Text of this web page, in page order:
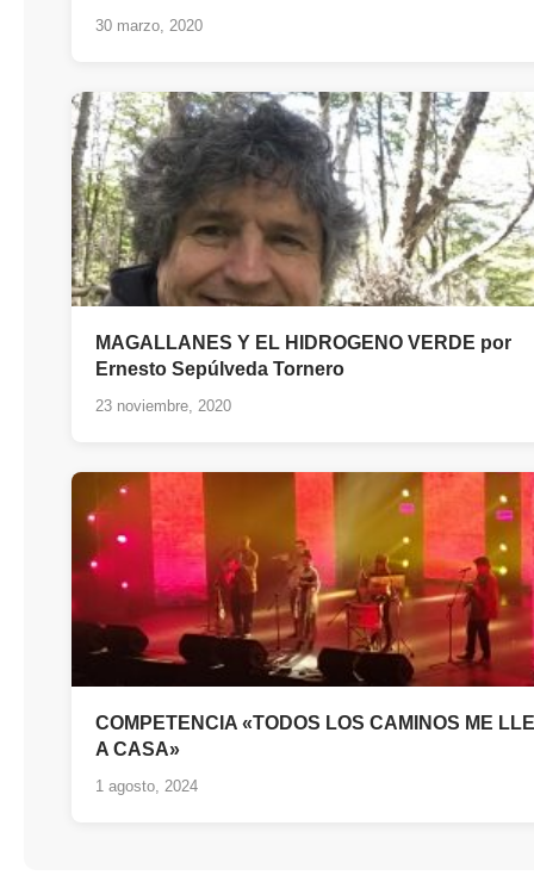
30 marzo, 2020
MAGALLANES Y EL HIDROGENO VERDE por
Ernesto Sepúlveda Tornero
23 noviembre, 2020
COMPETENCIA «TODOS LOS CAMINOS ME
A CASA»
1 agosto, 2024